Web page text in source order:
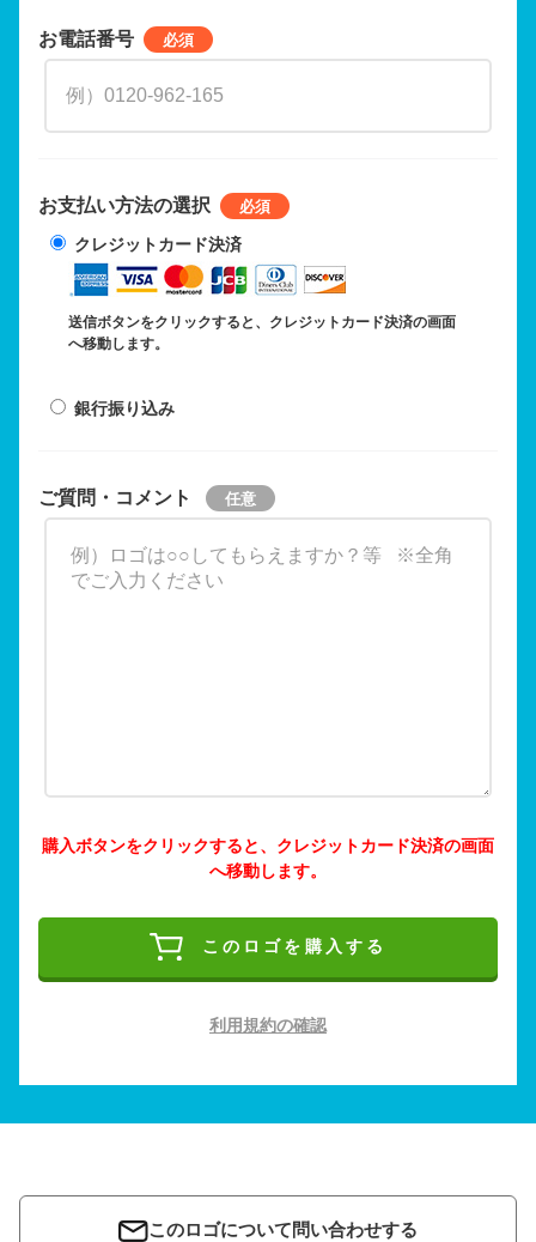
お電話番号
お支払い方法の選択
クレジットカード決済
送信ボタンをクリックすると、クレジットカード決済の画面
へ移動します。
銀行振り込み
ご質問・コメント
購入ボタンをクリックすると、クレジットカード決済の画面
へ移動します。
このロゴを購入する
利用規約の確認
このロゴについて問い合わせする